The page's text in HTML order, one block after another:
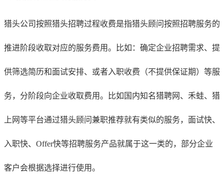
猎头公司按照猎头招聘过程收费是指猎头顾问按照招聘服务的
推进阶段收取对应的服务费用。比如：确定企业招聘需求、提
供筛选简历和面试安排、或者入职收费（不提供保证期）等服
务，分阶段向企业收取费用。比如国内知名猎聘网、禾蛙、猎
上网等平台通过猎头顾问兼职推荐就有类似的服务，面试快、
入职快、Offer快等招聘服务产品就属于这一类的，部分企业
客户会根据选择进行使用。